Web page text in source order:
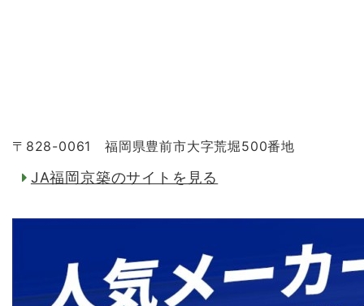
〒828-0061 福岡県豊前市大字荒堀500番地
JA福岡京築のサイトを見る